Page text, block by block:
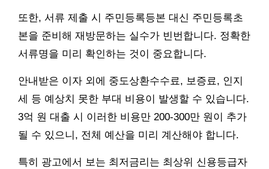
또한, 서류 제출 시 주민등록등본 대신 주민등록초
본을 준비해 재방문하는 실수가 빈번합니다. 정확한
서류명을 미리 확인하는 것이 중요합니다.
안내받은 이자 외에 중도상환수수료, 보증료, 인지
세 등 예상치 못한 부대 비용이 발생할 수 있습니다.
3억 원 대출 시 이러한 비용만 200-300만 원이 추가
될 수 있으니, 전체 예산을 미리 계산해야 합니다.
특히 광고에서 보는 최저금리는 최상위 신용등급자